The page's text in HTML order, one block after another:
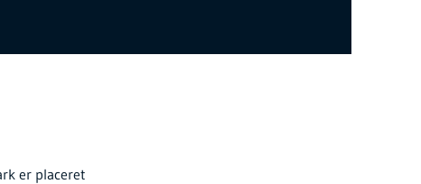
er placeret